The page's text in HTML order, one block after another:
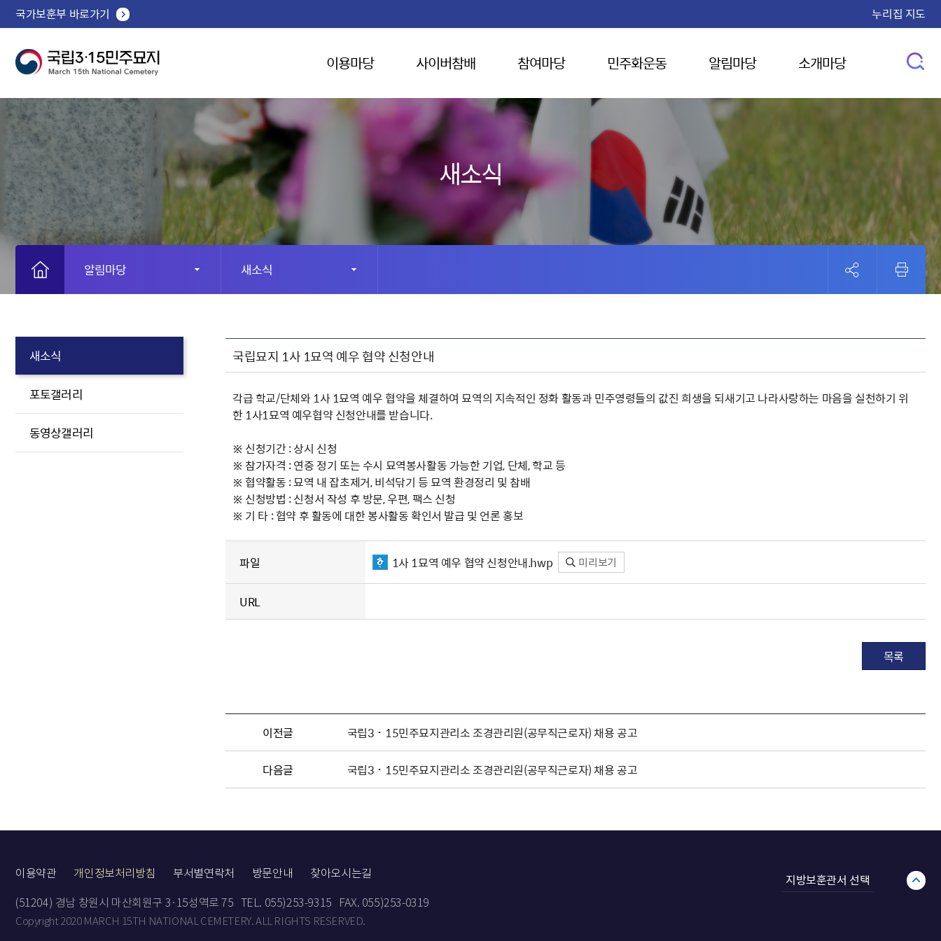
국가보훈부 바로가기 누리집 지도
이용마당 사이버참배 참여마당 민주화운동 알림마당 소개마당
새소식
알림마당 새소식
새소식
포토갤러리
동영상갤러리
국립묘지 1사 1묘역 예우 협약 신청안내
각급 학교/단체와 1사 1묘역 예우 협약을 체결하여 묘역의 지속적인 정화 활동과 민주영령들의 값진 희생을 되새기고 나라사랑하는 마음을 실천하기 위
한 1사1묘역 예우협약 신청안내를 받습니다.
※ 신청기간 : 상시 신청
※ 참가자격 : 연중 정기 또는 수시 묘역봉사활동 가능한 기업, 단체, 학교 등
※ 협약활동 : 묘역 내 잡초제거, 비석닦기 등 묘역 환경정리 및 참배
※ 신청방법 : 신청서 작성 후 방문, 우편, 팩스 신청
※ 기 타 : 협약 후 활동에 대한 봉사활동 확인서 발급 및 언론 홍보
파일 1사 1묘역 예우 협약 신청안내.hwp 미리보기
URL
목록
이전글 국립3˙15민주묘지관리소 조경관리원(공무직근로자) 채용 공고
다음글 국립3˙15민주묘지관리소 조경관리원(공무직근로자) 채용 공고
이용약관 개인정보처리방침 부서별연락처 방문안내 찾아오시는길
(51204) 경남 창원시 마산회원구 3·15성역로 75 TEL. 055)253-9315
FAX. 055)253-0319
Copyright 2020 MARCH 15TH NATIONAL CEMETERY. ALL RIGHTS RESERVED.
지방보훈관서 선택